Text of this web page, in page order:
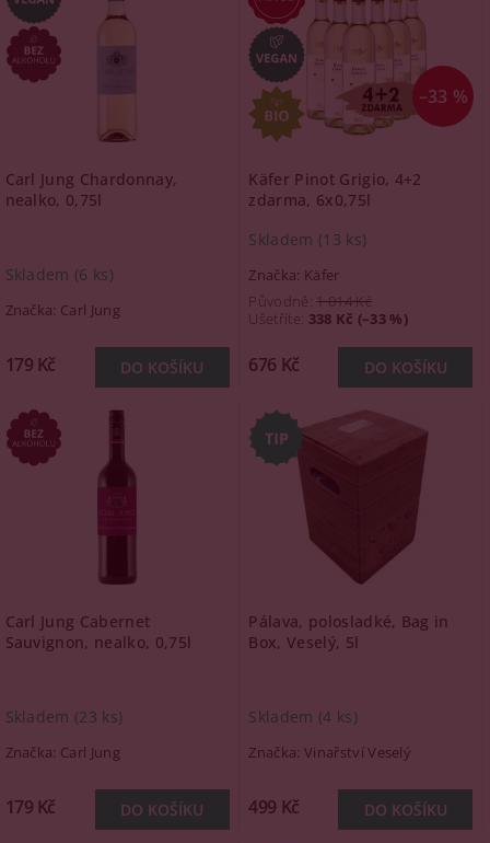
Carl Jung Chardonnay,
nealko, 0,75l
Skladem (6 ks)
Značka: Carl Jung
179 Kč
–33 %
Käfer Pinot Grigio, 4+2
zdarma, 6x0,75l
Skladem (13 ks)
Značka: Käfer
Původně:1 014 Kč
Ušetříte: 338 Kč (–33 %)
676 Kč
Carl Jung Cabernet
Sauvignon, nealko, 0,75l
Skladem (23 ks)
Značka: Carl Jung
179 Kč
Pálava, polosladké, Bag in
Box, Veselý, 5l
Skladem (4 ks)
Značka: Vinařství Veselý
499 Kč